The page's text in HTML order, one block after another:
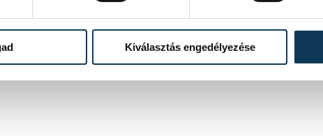
Kiválasztás engedélyezése